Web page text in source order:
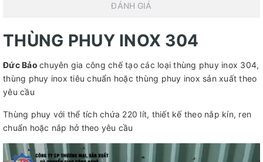
ĐÁNH GIÁ
THÙNG PHUY INOX 304
Đức Bảo chuyên gia công chế tạo các loại thùng phuy inox 304,
thùng phuy inox tiêu chuẩn hoặc thùng phuy inox sản xuất theo
yêu cầu
Thùng phuy với thể tích chứa 220 lít, thiết kế theo nắp kín, ren
chuẩn hoặc nắp hở theo yêu cầu